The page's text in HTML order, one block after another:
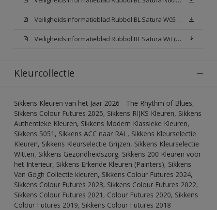
Veiligheidsinformatieblad Rubbol BL Satura W05 (MSDS)
Veiligheidsinformatieblad Rubbol BL Satura Wit (MSDS)
Kleurcollectie
Sikkens Kleuren van het Jaar 2026 - The Rhythm of Blues,
Sikkens Colour Futures 2025, Sikkens RIJKS Kleuren, Sikkens
Authentieke Kleuren, Sikkens Modern Klassieke Kleuren,
Sikkens 5051, Sikkens ACC naar RAL, Sikkens Kleurselectie
Kleuren, Sikkens Kleurselectie Grijzen, Sikkens Kleurselectie
Witten, Sikkens Gezondheidszorg, Sikkens 200 Kleuren voor
het Interieur, Sikkens Erkende Kleuren (Painters), Sikkens
Van Gogh Collectie kleuren, Sikkens Colour Futures 2024,
Sikkens Colour Futures 2023, Sikkens Colour Futures 2022,
Sikkens Colour Futures 2021, Colour Futures 2020, Sikkens
Colour Futures 2019, Sikkens Colour Futures 2018